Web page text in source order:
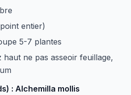
entier)
5-7 plantes
haut ne pas asseoir feuillage,
: Alchemilla mollis